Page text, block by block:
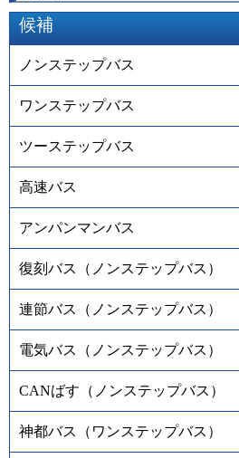
候補
ノンステップバス
ワンステップバス
ツーステップバス
高速バス
アンパンマンバス
復刻バス（ノンステップバス）
連節バス（ノンステップバス）
電気バス（ノンステップバス）
CANばす（ノンステップバス）
神都バス（ワンステップバス）